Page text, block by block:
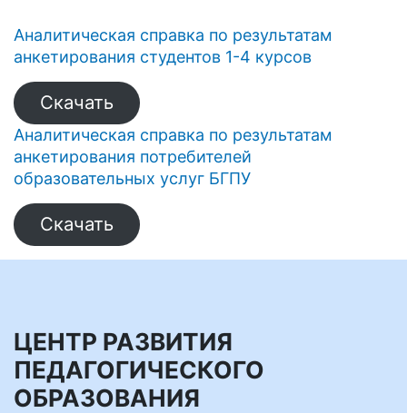
Аналитическая справка по результатам
анкетирования студентов 1-4 курсов
Скачать
Аналитическая справка по результатам
анкетирования потребителей
образовательных услуг БГПУ
Скачать
ЦЕНТР РАЗВИТИЯ
ПЕДАГОГИЧЕСКОГО
ОБРАЗОВАНИЯ